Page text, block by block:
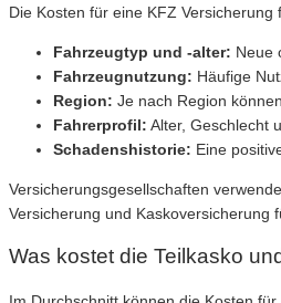
Die Kosten für eine KFZ
Fahrzeugtyp und -alter: Neue
Fahrzeugnutzung: Häufige
Region: Je nach Region
Fahrerprofil: Alter, Geschlecht
Schadenshistorie: Eine
Versicherungsgesellschaften
Versicherung und Kaskoversicherung
Was kostet die Teilkasko